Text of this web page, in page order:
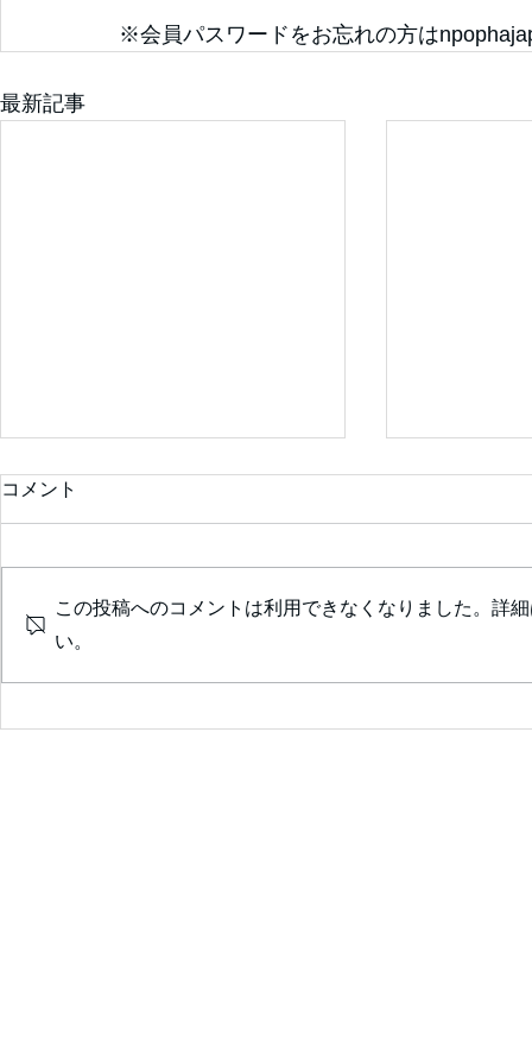
※会員パスワードをお忘れの方は
最新記事
で❣ ✨会員限定✨ 2026年7
コメント
この投稿へのコメントは利用できなくなりました。詳
い。